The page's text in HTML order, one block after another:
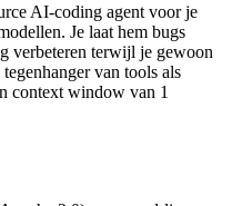
AI-coding agent voor je
Je laat hem bugs
verbeteren terwijl je gewoon
van tools als
context window van 1